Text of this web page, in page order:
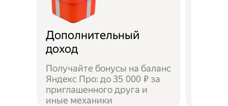
Дополнительный
доход
Получайте бонусы на баланс
Яндекс Про: до 35 000 ₽ за
приглашенного друга и
иные механики